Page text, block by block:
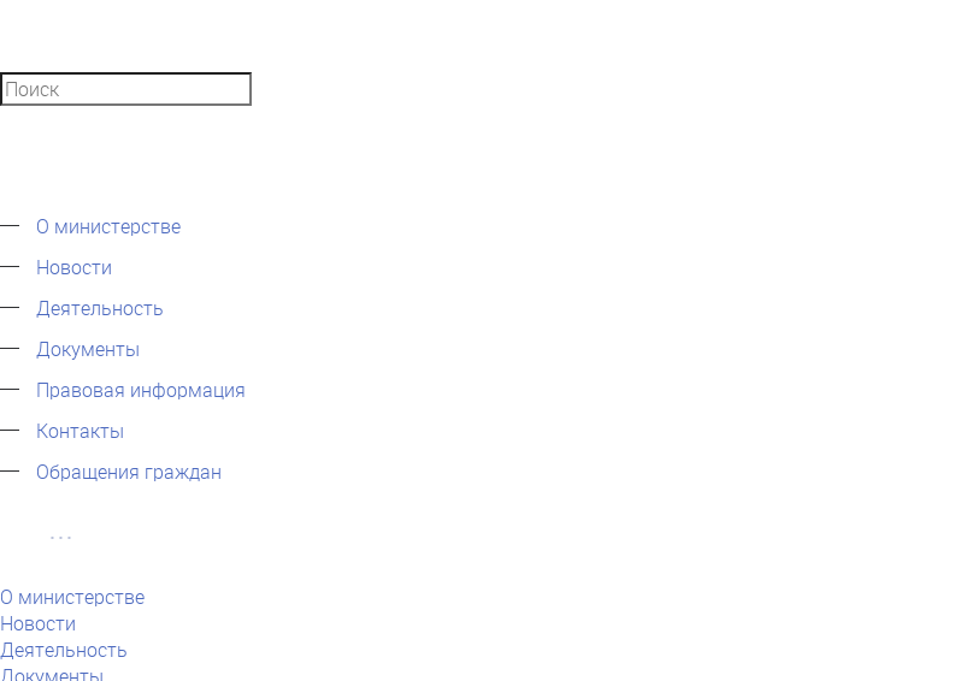
О министерстве
Новости
Деятельность
Документы
Правовая информация
Контакты
Обращения граждан
...
О министерстве
Новости
Деятельность
Документы